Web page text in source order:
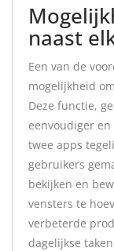
naast
Een van de
mogelijkheid
Deze functie,
eenvoudiger
twee apps
gebruikers
bekijken en
vensters te
verbeterde
dagelijkse